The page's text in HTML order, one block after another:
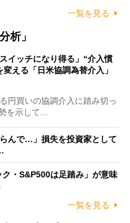
一覧を見る
析」
イッチになり得る」“介入慣
える「日米協調為替介入」
円買いの協調介入に踏み切っ
を示して…
んで…」損失を投資家として
ク・S&P500は足踏み」が意味
一覧を見る